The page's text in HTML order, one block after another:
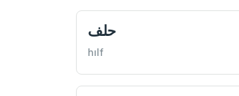
حلف
hılf